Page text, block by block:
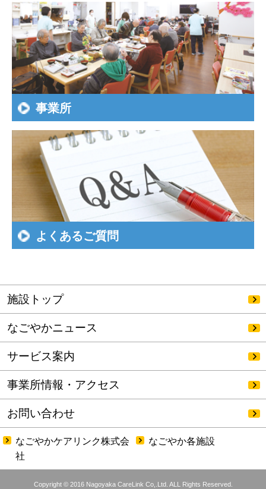
事業所
よくあるご質問
施設トップ
なごやかニュース
サービス案内
事業所情報・アクセス
お問い合わせ
なごやかケアリンク株式会
社
なごやか各施設
Copyright © 2016 Nagoyaka CareLink Co,.Ltd. ALL Rights Reserved.